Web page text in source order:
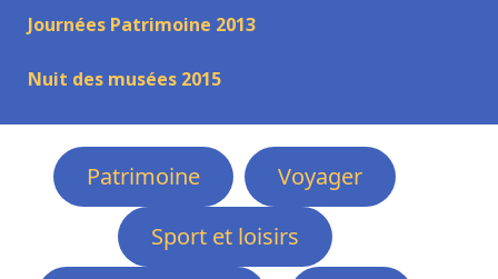
Journées Patrimoine 2013
Nuit des musées 2015
Patrimoine
Voyager
Sport et loisirs